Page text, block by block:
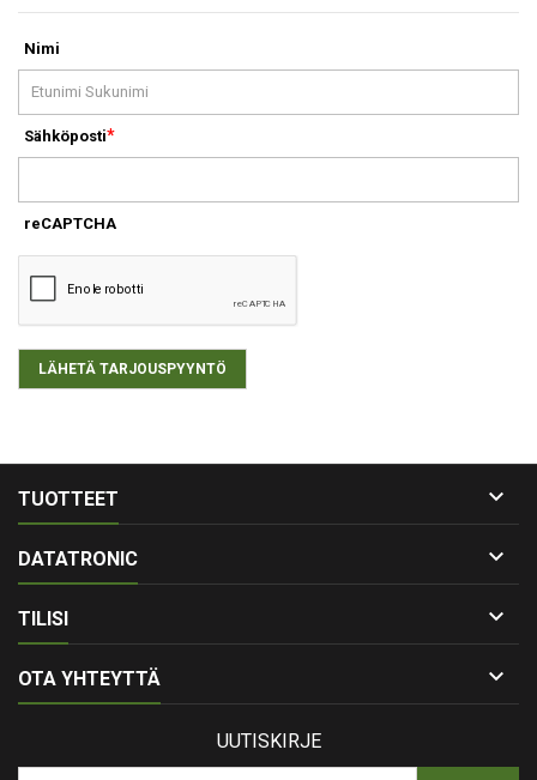
Nimi
Sähköposti
reCAPTCHA
LÄHETÄ TARJOUSPYYNTÖ
TUOTTEET 
DATATRONIC 
TILISI 
OTA YHTEYTTÄ 
UUTISKIRJE